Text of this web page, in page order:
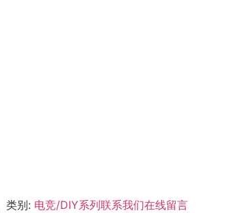
类别: 电竞/DIY系列联系我们在线留言